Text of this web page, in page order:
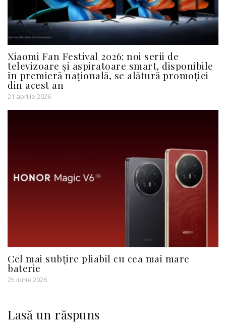
Xiaomi Fan Festival 2026: noi serii de
televizoare și aspiratoare smart, disponibile
în premieră națională, se alătură promoției
din acest an
21 aprilie 2026
Cel mai subțire pliabil cu cea mai mare
baterie
25 iunie 2026
Lasă un răspuns